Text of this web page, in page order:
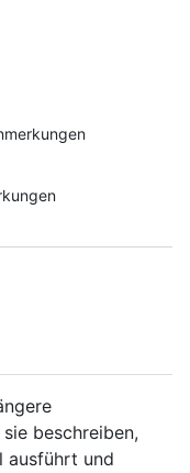
beschreiben,
ausführt und